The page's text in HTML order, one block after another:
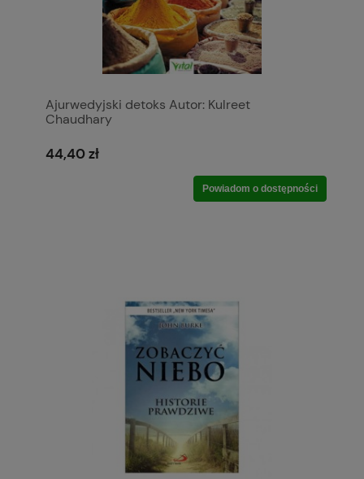
Ajurwedyjski detoks Autor: Kulreet
Chaudhary
44,40 zł
Powiadom o dostępności